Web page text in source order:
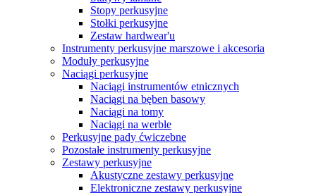
Stopy perkusyjne
Stołki perkusyjne
Zestaw hardwear'u
Instrumenty perkusyjne marszowe i akcesoria
Moduły perkusyjne
Naciągi perkusyjne
Naciągi instrumentów etnicznych
Naciągi na bęben basowy
Naciągi na tomy
Naciągi na werble
Perkusyjne pady ćwiczebne
Pozostałe instrumenty perkusyjne
Zestawy perkusyjne
Akustyczne zestawy perkusyjne
Elektroniczne zestawy perkusyjne